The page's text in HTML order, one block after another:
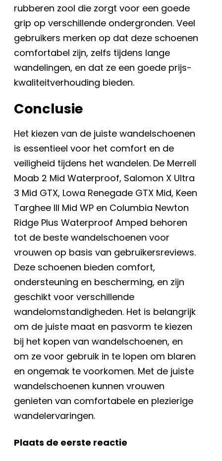
rubberen zool die zorgt voor een goede
grip op verschillende ondergronden. Veel
gebruikers merken op dat deze schoenen
comfortabel zijn, zelfs tijdens lange
wandelingen, en dat ze een goede prijs-
kwaliteitverhouding bieden.
Conclusie
Het kiezen van de juiste wandelschoenen
is essentieel voor het comfort en de
veiligheid tijdens het wandelen. De Merrell
Moab 2 Mid Waterproof, Salomon X Ultra
3 Mid GTX, Lowa Renegade GTX Mid, Keen
Targhee III Mid WP en Columbia Newton
Ridge Plus Waterproof Amped behoren
tot de beste wandelschoenen voor
vrouwen op basis van gebruikersreviews.
Deze schoenen bieden comfort,
ondersteuning en bescherming, en zijn
geschikt voor verschillende
wandelomstandigheden. Het is belangrijk
om de juiste maat en pasvorm te kiezen
bij het kopen van wandelschoenen, en
om ze voor gebruik in te lopen om blaren
en ongemak te voorkomen. Met de juiste
wandelschoenen kunnen vrouwen
genieten van comfortabele en plezierige
wandelervaringen.
Plaats de eerste reactie